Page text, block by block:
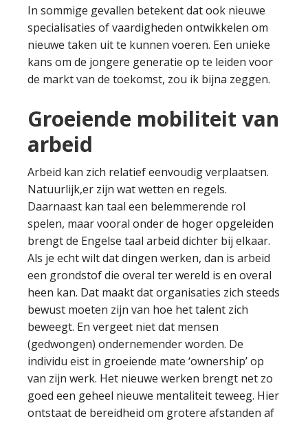
In sommige gevallen betekent dat ook nieuwe
specialisaties of vaardigheden ontwikkelen om
nieuwe taken uit te kunnen voeren. Een unieke
kans om de jongere generatie op te leiden voor
de markt van de toekomst, zou ik bijna zeggen.
Groeiende mobiliteit van
arbeid
Arbeid kan zich relatief eenvoudig verplaatsen.
Natuurlijk,er zijn wat wetten en regels.
Daarnaast kan taal een belemmerende rol
spelen, maar vooral onder de hoger opgeleiden
brengt de Engelse taal arbeid dichter bij elkaar.
Als je echt wilt dat dingen werken, dan is arbeid
een grondstof die overal ter wereld is en overal
heen kan. Dat maakt dat organisaties zich steeds
bewust moeten zijn van hoe het talent zich
beweegt. En vergeet niet dat mensen
(gedwongen) ondernemender worden. De
individu eist in groeiende mate ‘ownership’ op
van zijn werk. Het nieuwe werken brengt net zo
goed een geheel nieuwe mentaliteit teweeg. Hier
ontstaat de bereidheid om grotere afstanden af